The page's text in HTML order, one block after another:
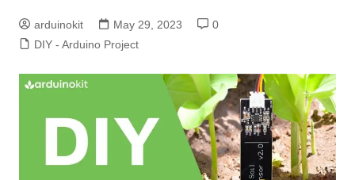
arduinokit May 29, 2023
0
DIY - Arduino Project